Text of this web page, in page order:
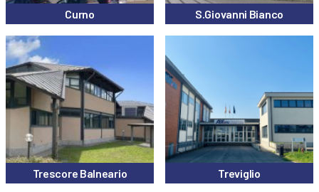
Curno S.Giovanni Bianco
Trescore Balneario Treviglio